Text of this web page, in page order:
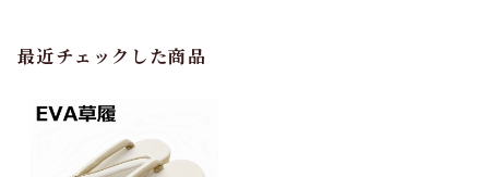
最近チェックした商品